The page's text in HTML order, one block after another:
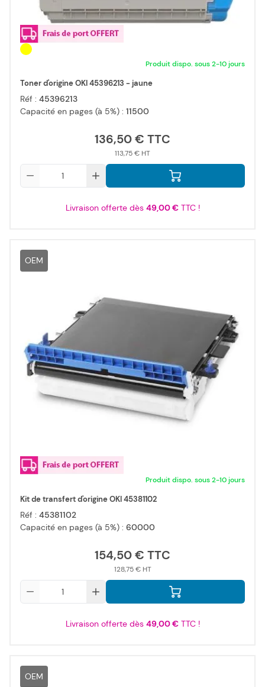
Produit dispo. sous 2-10 jours
Toner d'origine OKI 45396213 - jaune
Réf : 45396213
Capacité en pages (à 5%) : 11500
136,50 €
113,75 €
Livraison offerte dès 49,00 €TTC !
OEM
Produit dispo. sous 2-10 jours
Kit de transfert d'origine OKI 45381102
Réf : 45381102
Capacité en pages (à 5%) : 60000
154,50 €
128,75 €
Livraison offerte dès 49,00 €TTC !
OEM